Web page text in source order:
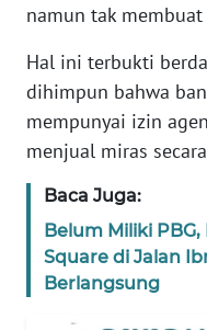
namun tak
Hal ini terbukti
dihimpun bahwa
mempunyai izin
menjual miras
Baca Juga:
Belum Miliki
Square di Jalan
Berlangsung
DISCLAIMER
Wahana
Regional
WN
SUMUT